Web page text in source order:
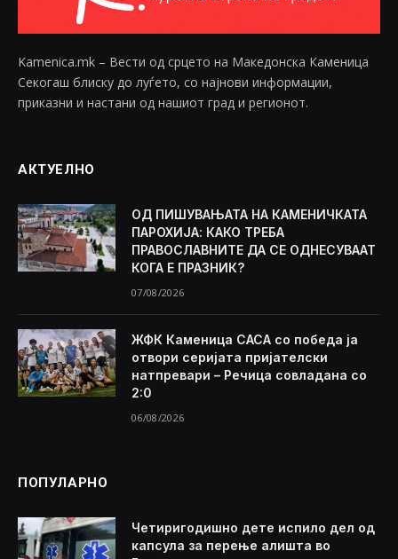
Kamenica.mk – Вести од срцето на Македонска Каменица
Секогаш блиску до луѓето, со најнови информации,
приказни и настани од нашиот град и регионот.
АКТУЕЛНО
ОД ПИШУВАЊАТА НА КАМЕНИЧКАТА
ПАРОХИЈА: КАКО ТРЕБА
ПРАВОСЛАВНИТЕ ДА СЕ ОДНЕСУВААТ
КОГА Е ПРАЗНИК?
07/08/2026
ЖФК Каменица САСА со победа ја
отвори серијата пријателски
натпревари – Речица совладана со
2:0
06/08/2026
ПОПУЛАРНО
Четиригодишно дете испило дел од
капсула за перење алишта во